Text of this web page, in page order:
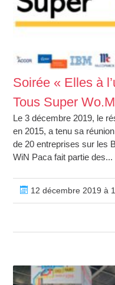
Soirée « Elles à
Tous Super
Le 3 décembre 2019, le
en 2015, a tenu sa
de 20 entreprises sur les
WiN Paca fait partie des...
12 décembre 2019 à